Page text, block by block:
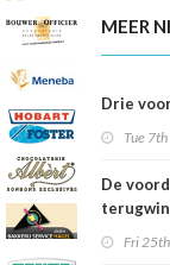
MEER
Drie
Tue
De
Fri